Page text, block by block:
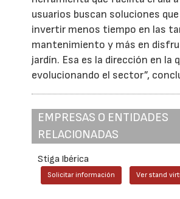
usuarios buscan soluciones
invertir menos tiempo en las
mantenimiento y más en
jardín. Esa es la dirección en la
evolucionando el sector”,
EMPRESAS O ENTIDADES
RELACIONADAS
Stiga Ibérica
Solicitar información Ver stand